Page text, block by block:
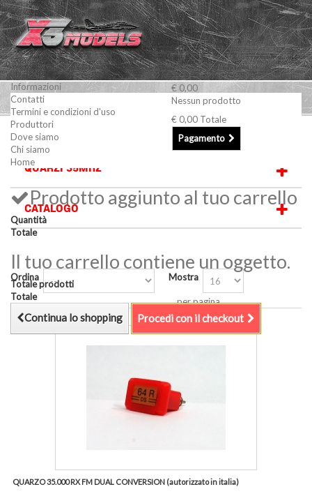
Informazioni
Contatti
Termini e condizioni d'uso
Produttori
Dove siamo
Chi siamo
Home
€ 0,00
Nessun prodotto
€ 0,00 Totale
Pagamento
Prodotto aggiunto al tuo carrello
Quantità
Totale
Il tuo carrello contiene un oggetto.
Totale prodotti
Totale
Continua lo shopping Procedi con il checkout
Quarzi 35Mhz
QUARZI 35MHZ
CATALOGO
Ordina Mostra
per pagina
QUARZO 35.000 RX FM DUAL CONVERSION (autorizzato in italia)